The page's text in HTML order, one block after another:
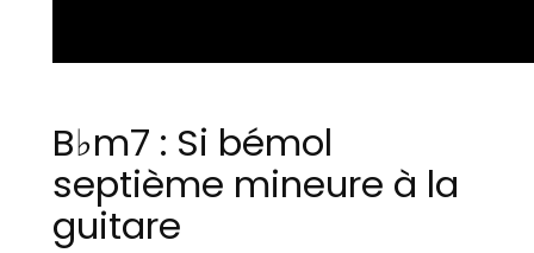
B♭m7 : Si bémol
septième mineure à la
guitare